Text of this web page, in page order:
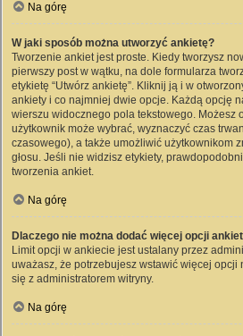
Na górę
W jaki sposób można utworzyć ankietę?
Tworzenie ankiet jest proste. Kiedy tworzysz
pierwszy post w wątku, na dole formularza
etykietę “Utwórz ankietę”. Kliknij ją i w
ankiety i co najmniej dwie opcje. Każdą opcję
wierszu widocznego pola tekstowego. Możesz
użytkownik może wybrać, wyznaczyć czas
czasowego), a także umożliwić użytkownikom
głosu. Jeśli nie widzisz etykiety,
tworzenia ankiet.
Na górę
Dlaczego nie można dodać więcej opcji
Limit opcji w ankiecie jest ustalany przez
uważasz, że potrzebujesz wstawić więcej opcji
się z administratorem witryny.
Na górę